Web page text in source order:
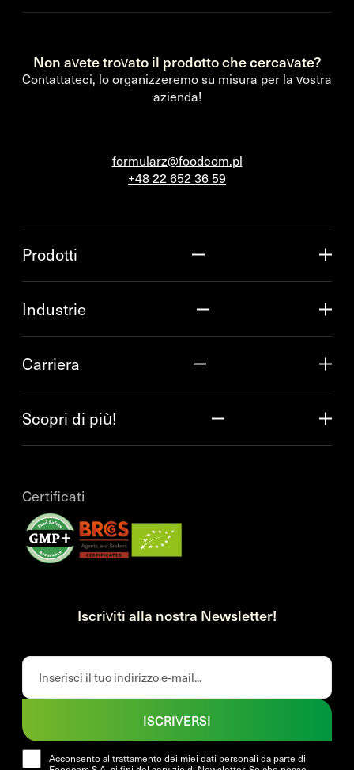
Non avete trovato il prodotto che cercavate?
Contattateci, lo organizzeremo su misura per la vostra
azienda!
formularz@foodcom.pl
+48 22 652 36 59
Prodotti
Industrie
Carriera
Scopri di più!
Certificati
Iscriviti alla nostra Newsletter!
Acconsento al trattamento dei miei dati personali da parte di
ISCRIVERSI